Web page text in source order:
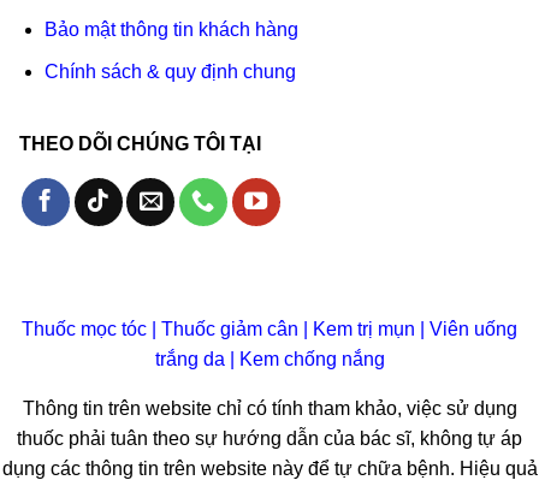
Bảo mật thông tin khách hàng
Chính sách & quy định chung
THEO DÕI CHÚNG TÔI TẠI
Thuốc mọc tóc Thuốc giảm cân Kem trị mụn
Viên uống
trắng da
Kem chống nắng
Thông tin trên website chỉ có tính tham khảo, việc sử dụng
thuốc phải tuân theo sự hướng dẫn của bác sĩ, không tự áp
dụng các thông tin trên website này để tự chữa bệnh. Hiệu quả